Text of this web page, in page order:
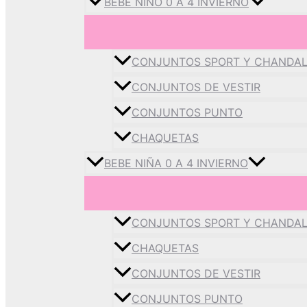
CONJUNTOS SPORT Y
CONJUNTOS DE VESTIR
CONJUNTOS PUNTO
CHAQUETAS
BEBE NIÑA 0 A 4 INVIERNO
CONJUNTOS SPORT Y
CHAQUETAS
CONJUNTOS DE VESTIR
CONJUNTOS PUNTO